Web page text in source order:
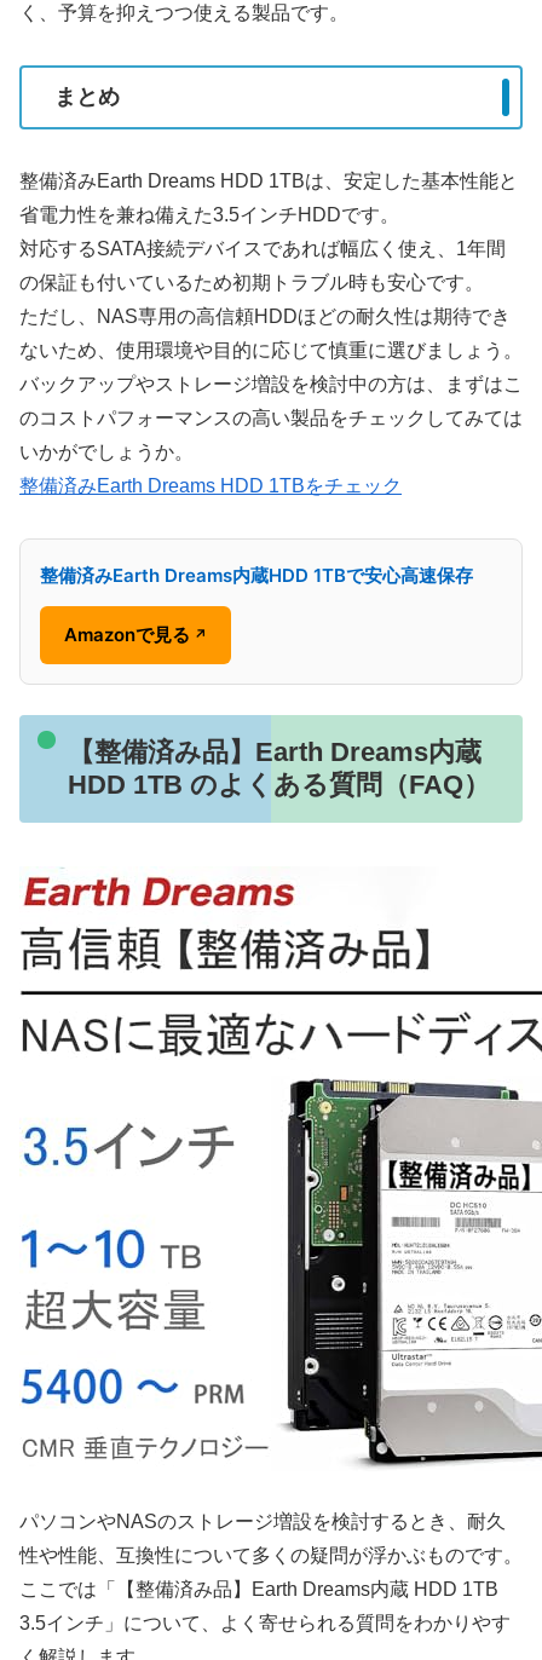
く、予算を抑えつつ使える製品です。
まとめ
整備済みEarth Dreams HDD 1TBは、安定した基本性能と
省電力性を兼ね備えた3.5インチHDDです。
対応するSATA接続デバイスであれば幅広く使え、1年間
の保証も付いているため初期トラブル時も安心です。
ただし、NAS専用の高信頼HDDほどの耐久性は期待でき
ないため、使用環境や目的に応じて慎重に選びましょう。
バックアップやストレージ増設を検討中の方は、まずはこ
のコストパフォーマンスの高い製品をチェックしてみては
いかがでしょうか。
整備済みEarth Dreams HDD 1TBをチェック
整備済みEarth Dreams内蔵HDD 1TBで安心高速保存
Amazonで見る ↗
【整備済み品】Earth Dreams内蔵
HDD 1TB のよくある質問（FAQ）
パソコンやNASのストレージ増設を検討するとき、耐久
性や性能、互換性について多くの疑問が浮かぶものです。
ここでは「【整備済み品】Earth Dreams内蔵 HDD 1TB
3.5インチ」について、よく寄せられる質問をわかりやす